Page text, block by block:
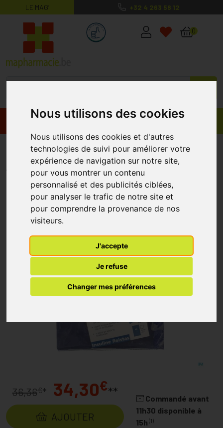
Nous utilisons des cookies
Nous utilisons des cookies et d'autres
technologies de suivi pour améliorer votre
expérience de navigation sur notre site,
pour vous montrer un contenu
personnalisé et des publicités ciblées,
pour analyser le trafic de notre site et
pour comprendre la provenance de nos
visiteurs.
J'accepte
Je refuse
Changer mes préférences
LE MAG’ +32 4 263 56 12
MaPharmacie.be ma santé, mes
0
Promos Produits
Frio Sachets Grand 14,0x19cm
36,36€* 34,30€**
AJOUTER
Commandé avant
11h30 disponible à
15h (1)